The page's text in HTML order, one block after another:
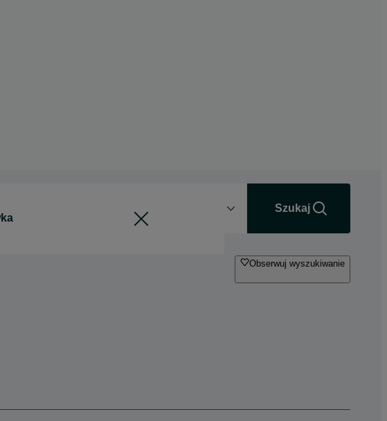
Szukaj
Obserwuj wyszukiwanie